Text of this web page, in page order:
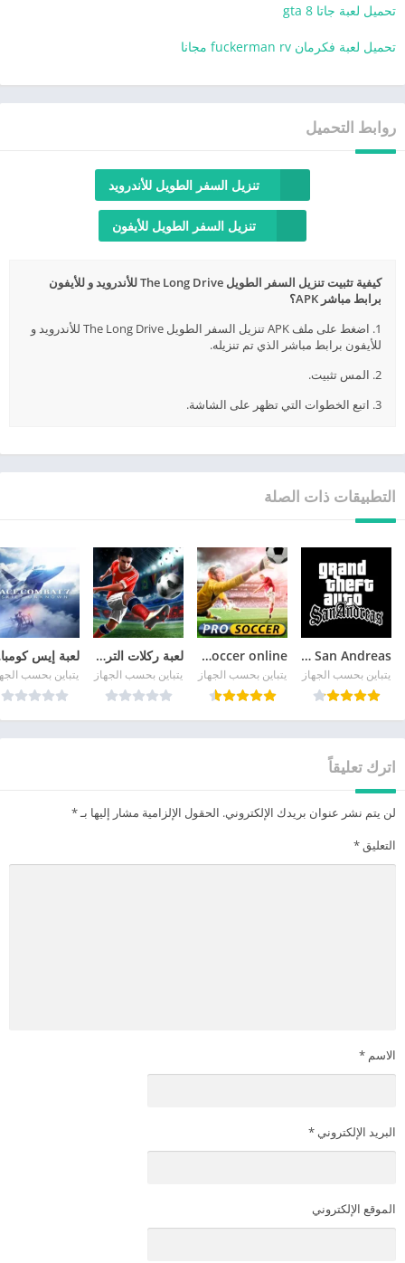
تحميل لعبة جاتا 8 gta
تحميل لعبة فكرمان fuckerman rv مجانا
روابط التحميل
تنزيل السفر الطويل للأندرويد
تنزيل السفر الطويل للأيفون
كيفية تثبيت تنزيل السفر الطويل The Long Drive للأندرويد و للأيفون
برابط مباشر APK؟
1. اضغط على ملف APK تنزيل السفر الطويل The Long Drive للأندرويد و
للأيفون برابط مباشر الذي تم تنزيله.
2. المس تثبيت.
3. اتبع الخطوات التي تظهر على الشاشة.
التطبيقات ذات الصلة
GTA San Andreas
يتباين بحسب الجهاز
pro soccer online مهكرة
يتباين بحسب الجهاز
لعبة ركلات الترجيح
يتباين بحسب الجهاز يتباين بحسب
اترك تعليقاً
لن يتم نشر عنوان بريدك الإلكتروني. الحقول الإلزامية مشار إليها بـ*
التعليق *
الاسم *
البريد الإلكتروني *
الموقع الإلكتروني